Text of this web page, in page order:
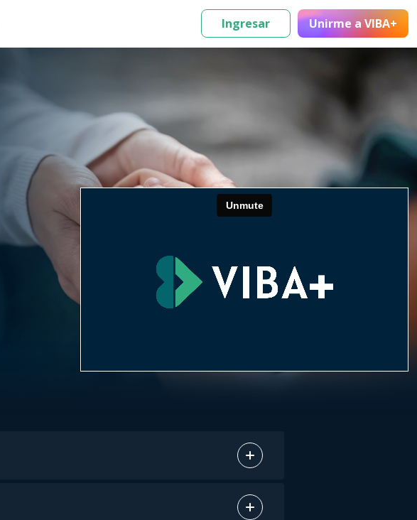
Ingresar Unirme a VIBA+